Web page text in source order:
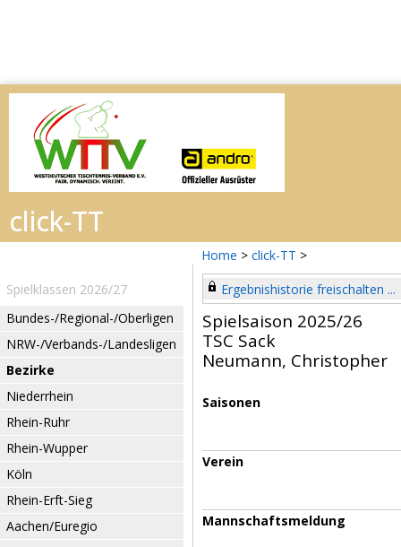
Home > click-TT >
Spielklassen 2026/27
Bundes-/Regional-/Oberligen
NRW-/Verbands-/Landesligen
Bezirke
Niederrhein
Rhein-Ruhr
Rhein-Wupper
Köln
Rhein-Erft-Sieg
Aachen/Euregio
Ergebnishistorie freischalten ...
Spielsaison 2025/26
TSC Sack
Neumann, Christopher
Saisonen
Verein
Mannschaftsmeldung